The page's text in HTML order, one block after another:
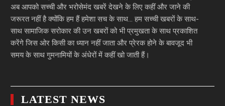
अब आपको सच्ची और भरोसेमंद खबरें देखने के लिए कहीं और जाने की
जरूरत नहीं है क्योंकि हम हैं हमेशा सच के साथ… हम सच्ची खबरों के साथ-
साथ सामाजिक सरोकार की उन खबरों को भी प्रमुखता के साथ प्रकाशित
करेंगे जिस ओर किसी का ध्यान नहीं जाता और प्रेरक होने के बावजूद भी
समय के साथ गुमनामियों के अंधेरों में कहीं खो जाती हैं।
LATEST NEWS